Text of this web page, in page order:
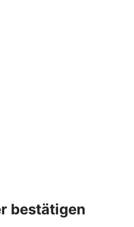
bestätigen